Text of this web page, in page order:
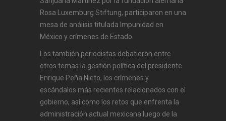
Rosa Luxemburg Stiftung, participaron en una
mesa de análisis titulada Impunidad en
México y crímenes de Estado.
Los también periodistas debatieron entre
otros temas la gestión política del presidente
Enrique Peña Nieto, los crímenes y
escándalos más recientes relacionados con el
gobierno, así como los retos que enfrenta la
administración actual mexicana luego de la